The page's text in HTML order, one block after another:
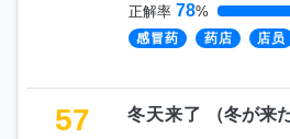
正解率 78%
感冒药 药店 店员
57 冬天来了 （冬が来